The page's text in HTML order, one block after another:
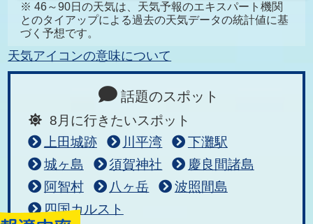
※ 46～90日の天気は、天気予報のエキスパート機関
とのタイアップによる過去の天気データの統計値に基
づく予想です。
天気アイコンの意味について
話題のスポット
8月に行きたいスポット
上田城跡
川平湾
下灘駅
城ヶ島
須賀神社
慶良間諸島
阿智村
八ヶ岳
波照間島
四国カルスト